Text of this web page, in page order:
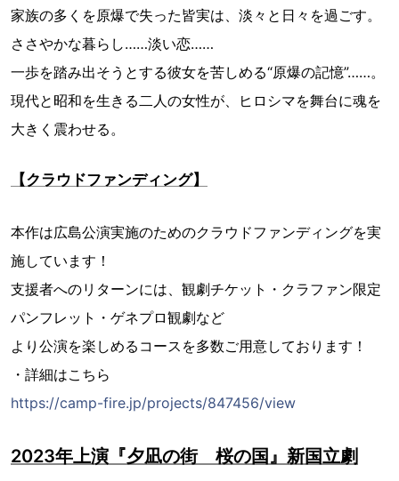
家族の多くを原爆で失った皆実は、淡々と日々を過ごす。
ささやかな暮らし……淡い恋……
一歩を踏み出そうとする彼女を苦しめる“原爆の記憶”……。
現代と昭和を生きる二人の女性が、ヒロシマを舞台に魂を
大きく震わせる。
【クラウドファンディング】
本作は広島公演実施のためのクラウドファンディングを実
施しています！
支援者へのリターンには、観劇チケット・クラファン限定
パンフレット・ゲネプロ観劇など
より公演を楽しめるコースを多数ご用意しております！
・詳細はこちら
https://camp-fire.jp/projects/847456/view
2023年上演『夕凪の街 桜の国』新国立劇